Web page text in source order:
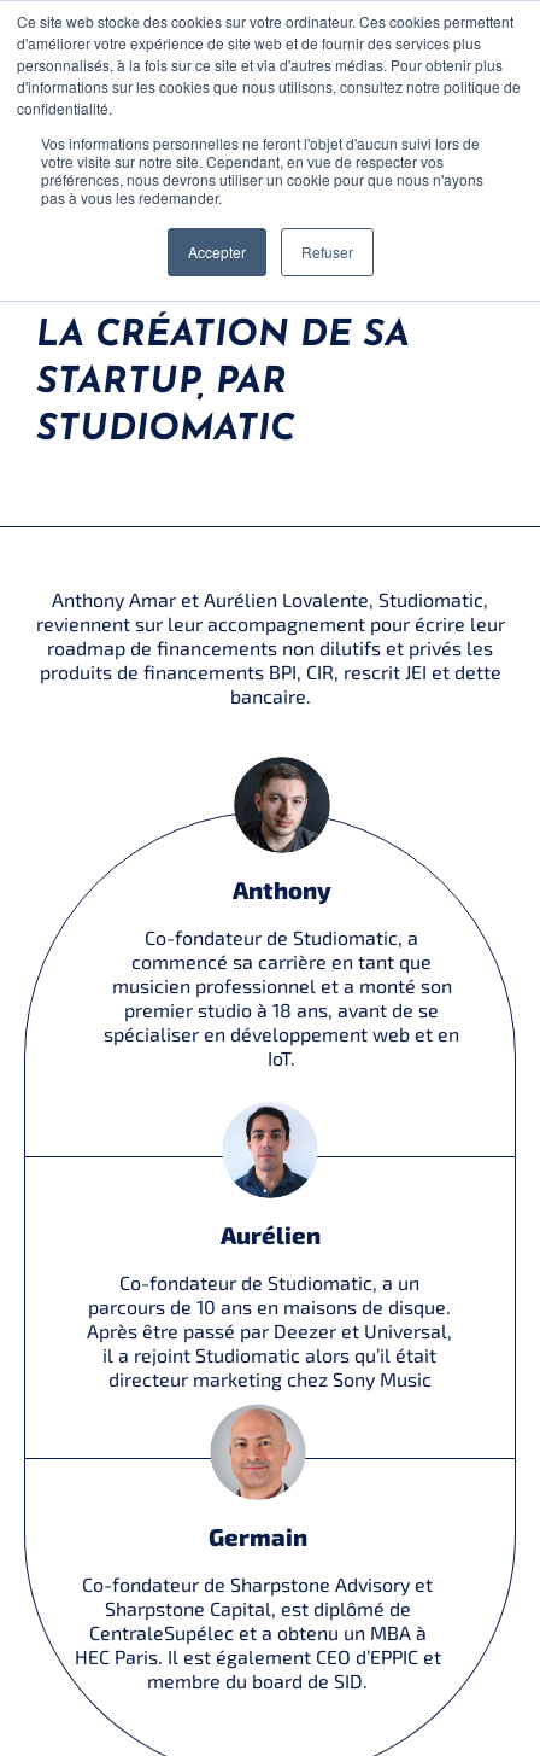
Ce site web stocke des cookies sur votre ordinateur. Ces cookies permettent
d'améliorer votre expérience de site web et de fournir des services plus
personnalisés, à la fois sur ce site et via d'autres médias. Pour obtenir plus
d'informations sur les cookies que nous utilisons, consultez notre politique de
confidentialité.
Vos informations personnelles ne feront l'objet d'aucun suivi lors de
votre visite sur notre site. Cependant, en vue de respecter vos
préférences, nous devrons utiliser un cookie pour que nous n'ayons
pas à vous les redemander.
Accepter Refuser
Equipe
CONTACT
RETOUR D'EXPERIENCE
ANTICIPER SA ROADMAP
LA CRÉATION DE SA
STARTUP, PAR
STUDIOMATIC
Anthony Amar et Aurélien Lovalente, Studiomatic,
reviennent sur leur accompagnement pour écrire leur
roadmap de financements non dilutifs et privés les
produits de financements BPI, CIR, rescrit JEI et dette
bancaire.
Anthony
Co-fondateur de Studiomatic, a
commencé sa carrière en tant que
musicien professionnel et a monté son
premier studio à 18 ans, avant de se
spécialiser en développement web et en
IoT.
Aurélien
Co-fondateur de Studiomatic, a un
parcours de 10 ans en maisons de disque.
Après être passé par Deezer et Universal,
il a rejoint Studiomatic alors qu’il était
directeur marketing chez Sony Music
Germain
Co-fondateur de Sharpstone Advisory et
Sharpstone Capital, est diplômé de
CentraleSupélec et a obtenu un MBA à
HEC Paris. Il est également CEO d’EPPIC et
membre du board de SID.